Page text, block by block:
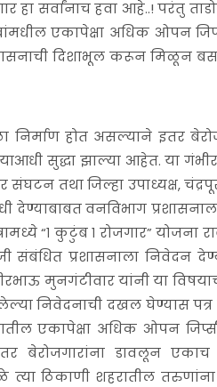
हा सर्वांनाच हवा आहे..! परंतु
एकापेक्षा अधिक ओपन
दिशाभूल करून मिळून
निर्माण होत असल्याने इतर
याआधी सुद्धा झाल्या आहेत. या
संघटन तथा जिल्हा उपाध्यक्ष,
वनविभाग
“१ कुटुंब १ रोजगार” योजना
संबंधित प्रशासनाला निवेदन
मुनगंटीवार यांनी या
निवेदनाची दखल घेण्यास
एकापेक्षा अधिक ओपन
बेरोजगारांना डावलून
ठिकाणी शहरातील तरुणांना